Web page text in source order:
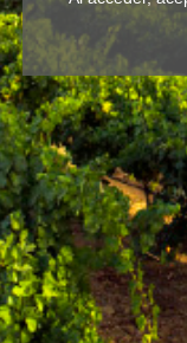
Con BLUME
Rueda ligero,
NUESTROS
+34 926 32 24